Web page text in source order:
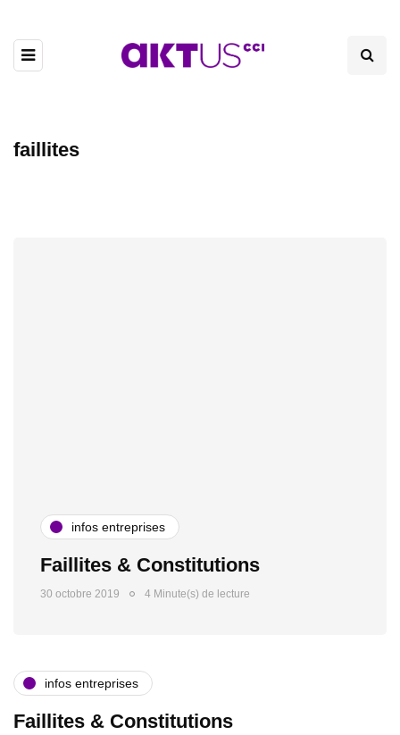
faillites
infos entreprises
Faillites & Constitutions
30 octobre 2019 4 Minute(s) de lecture
infos entreprises
Faillites & Constitutions